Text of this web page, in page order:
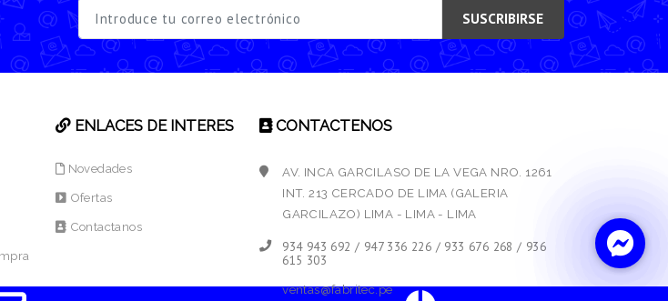
SUSCRIBIRSE
ENLACES DE INTERES
Novedades
Ofertas
Contactanos
CONTACTENOS
AV. INCA GARCILASO DE LA VEGA NRO. 1261
INT. 213 CERCADO DE LIMA (GALERIA
GARCILAZO) LIMA - LIMA - LIMA
934 943 692 / 947 336 226 / 933 676 268 / 936
615 303
ventas@fabritec.pe